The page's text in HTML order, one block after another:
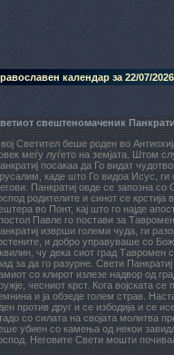
календар за 22/07/2026
свештеномаченик
Светител беше роден во
меѓу луѓето на земјата. Штом
посакаа да Го видат
каде што Го видоа Исус, ги
Панкратиј овде се запозна
родителите и синот се крстија
во Понт, кај што го најде
Павле го постави за
изврши големи чуда, ги
и добро управуваше со
чу дека сиот град Тавромен
за да го разурне. Свети
со клирот излезе надвор од
чесниот крст. Кога војската
и ја обзеде голем страв.
против друг и се избодија и се
со силата на својата молитва
убиен со камења од некои
Неговите Свети мошти